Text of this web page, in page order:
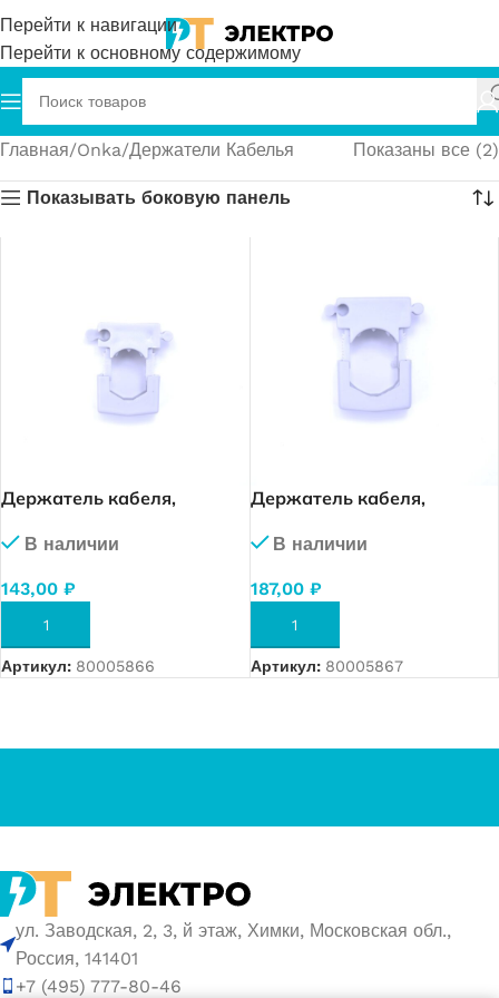
Перейти к навигации
Перейти к основному содержимому
Главная Onka Держатели Кабелья Показаны все (2)
Показывать боковую панель
Держатель кабеля,
(2×1,5 мм2 до 4×2,5 мм2).
В наличии
143,00 ₽
В КОРЗИНУ
Артикул: 80005866
Держатель кабеля,
(4×4 мм2 / 4×6 мм2).
В наличии
187,00 ₽
В КОРЗИНУ
Артикул: 80005867
ул. Заводская, 2, 3, й этаж, Химки, Московская обл.,
Россия, 141401
+7 (495) 777-80-46